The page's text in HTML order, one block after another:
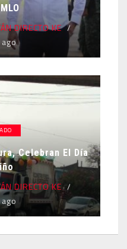
DIRECTO KE
Celebran El Día
DIRECTO KE